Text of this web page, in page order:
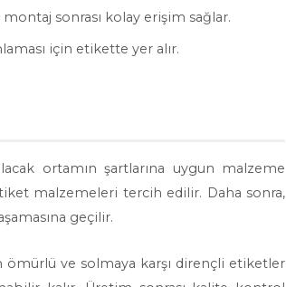
sonrası kolay erişim sağlar.
için etikette yer alır.
ortamın şartlarına uygun malzeme
malzemeleri tercih edilir. Daha sonra,
geçilir.
ömürlü ve solmaya karşı dirençli etiketler